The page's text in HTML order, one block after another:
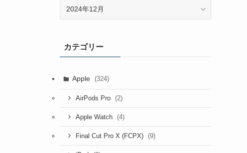
ブカテゴリー
Apple (324)
AirPods Pro (2)
Apple Watch (4)
Final Cut Pro X (FCPX) (9)